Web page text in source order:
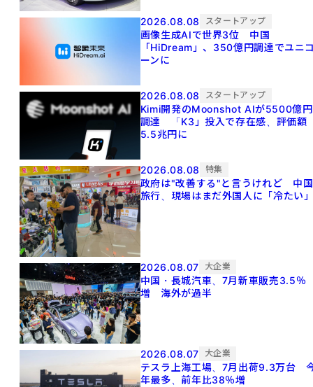
2026.08.08 スタートアップ
画像生成AIで世界3位 中国
「HiDream」、350億円調達でユニ
ーンに
2026.08.08 スタートアップ
Kimi開発のMoonshot AIが5500億円
調達 「K3」投入で存在感、評価額
5.5兆円に
2026.08.08 特集
政府は"改善する"と言うけれど 中国
旅行、現場はまだ外国人に「冷たい
2026.08.07 大企業
中国・長城汽車、7月新車販売3.5％
増 海外が過半
2026.08.07 大企業
テスラ上海工場、7月出荷9.3万台
年最多、前年比38％増